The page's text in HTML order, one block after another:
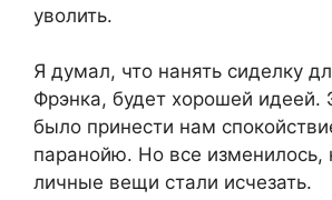
уволить.
Я думал, что нанять сиделку
Фрэнка, будет хорошей идеей.
было принести нам
паранойю. Но все изменилось,
личные вещи стали исчезать.